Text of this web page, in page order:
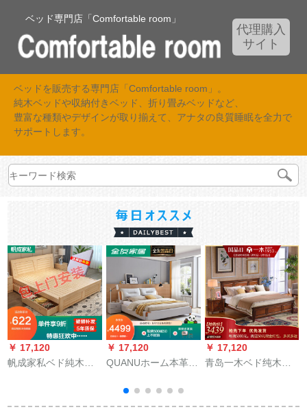
ベッド専門店「Comfortable room」
代理購入
サイト
ベッドを販売する専門店「Comfortable room」。
純木ベッドや収納付きベッド、折り畳みベッドなど、
豊富な種類やデザインが取り揃えて、アナタの良質睡眠を全力で
サポートします。
￥ 17,120
帆成家私ベド純木ベ
寝室ダンベル免漆無
￥ 17,120
QUANUホーム本革ベ
10532革製ベッド+ベ
ッキー*2 1800*2000
￥ 17,120
青岛一木ベド纯木ベ
ム木シプロ洋风スタ